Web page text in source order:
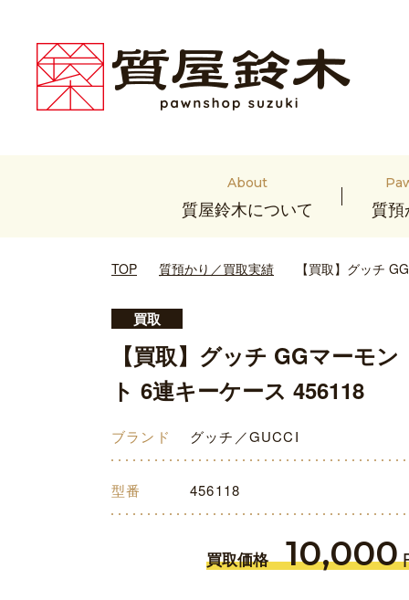
About
質屋鈴木について 質
TOP 質預かり／買取実績 【買取】グッチ
買取
【買取】グッチ GGマーモン
ト 6連キーケース 456118
ブランド グッチ／GUCCI
型番 456118
買取価格 10,000